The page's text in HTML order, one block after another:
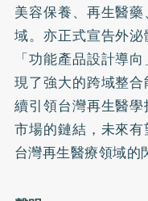
美容保養、再生醫
域。亦正式宣告外
「功能產品設計導
現了強大的跨域整
續引領台灣再生醫
市場的鏈結，未來
台灣再生醫療領域的